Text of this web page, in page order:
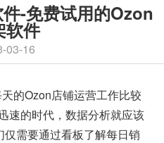
-免费试用的Ozon
软件
03-16
的Ozon店铺运营工作比较
速的时代，数据分析就应该
仅需要通过看板了解每日销